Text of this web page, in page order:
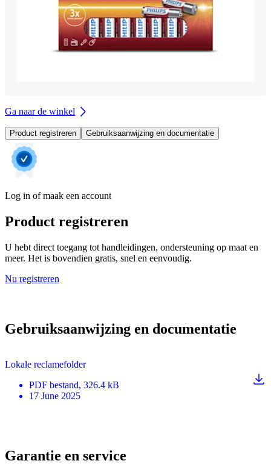
Ga naar de winkel
Product registreren Gebruiksaanwijzing en documentatie
Log in of maak een account
Product registreren
U hebt direct toegang tot handleidingen, ondersteuning op maat en
meer. Het is bovendien gratis, snel en eenvoudig.
Nu registreren
Gebruiksaanwijzing en documentatie
Lokale reclamefolder
PDF bestand, 326.4 kB
17 June 2025
Garantie en service